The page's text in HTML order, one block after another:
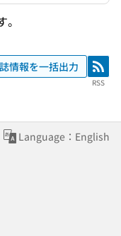
情報を一括出力 RSS
RSS
Language：English